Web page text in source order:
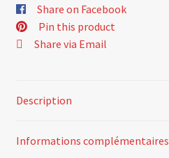
Share on Facebook
Pin this product
Share via Email
Description
Informations complémentaires